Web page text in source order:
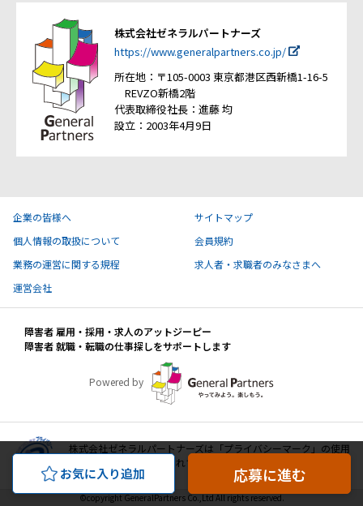
株式会社ゼネラルパートナーズ
https://www.generalpartners.co.jp/
所在地：〒105-0003 東京都港区西新橋1-16-5
REVZO新橋2階
代表取締役社長：進藤 均
設立：2003年4月9日
お気に入り追加 応募に進む
企業の皆様へ
サイトマップ
個人情報の取扱について
会員規約
業務の運営に関する規程
求人者・求職者のみなさまへ
運営会社
障害者 雇用・採用・求人のアットジーピー
障害者 就職・転職の仕事探しをサポートします
Powered by
株式会社ゼネラルパートナーズは「プライバシーマーク」の使用
許諾事業者として認定されています。
©copyright GeneralPartners Co.,Ltd All rights reserved.